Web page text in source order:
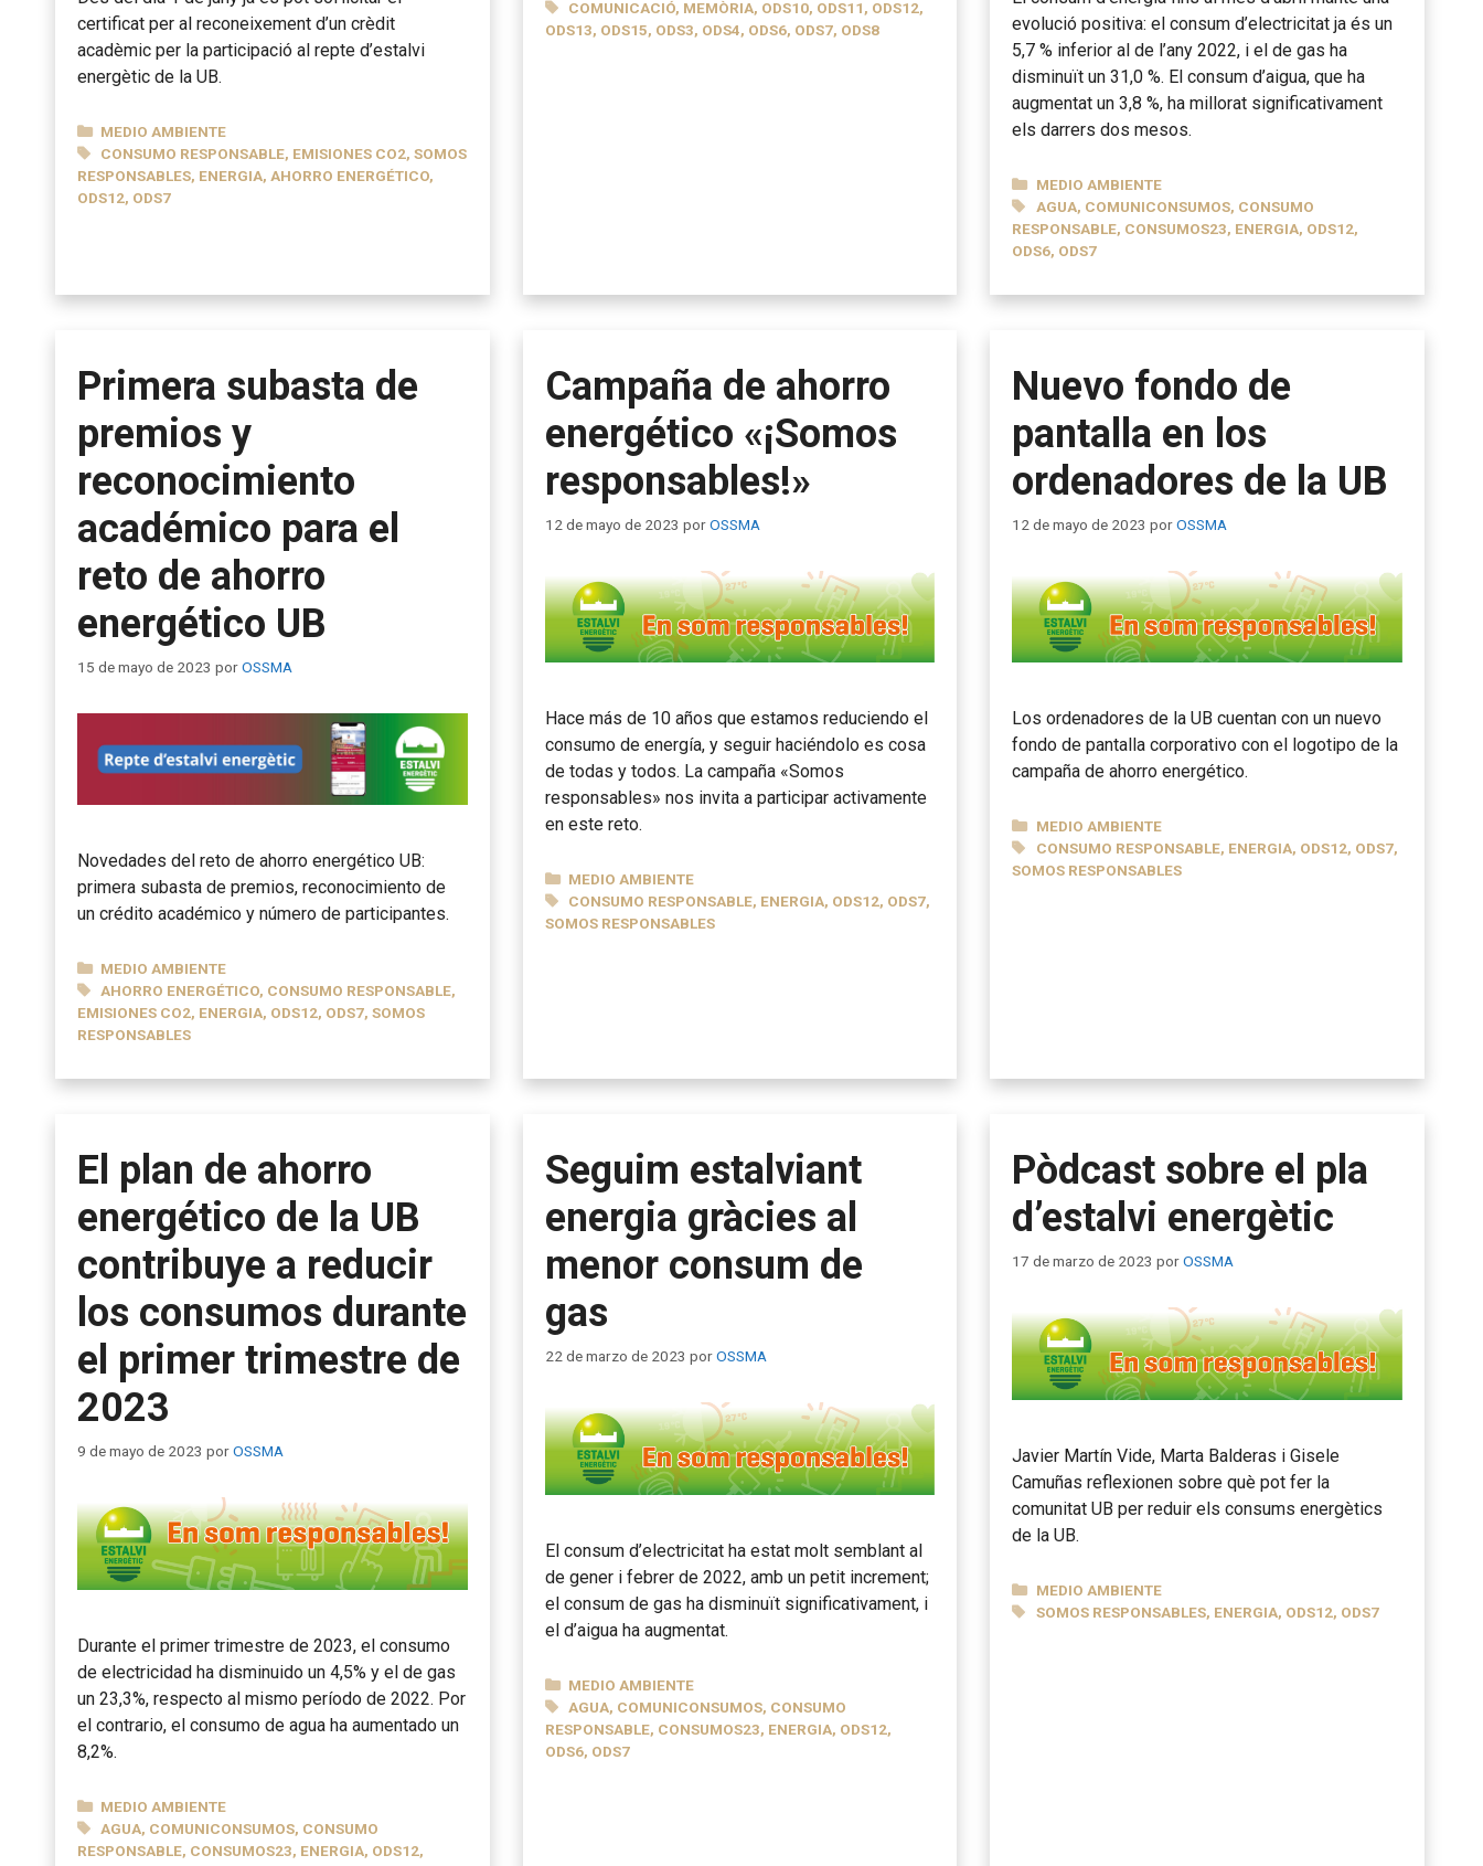
certificat per al reconeixement d’un crèdit
acadèmic per la participació al repte d’estalvi
energètic de la UB.
CATEGORÍAS
MEDIO AMBIENTE
ETIQUETAS
CONSUMO RESPONSABLE, EMISIONES CO2,SOMOS
RESPONSABLES, ENERGIA, AHORRO ENERGÉTICO,
ODS12, ODS7
ETIQUETAS
COMUNICACIÓ, MEMÒRIA, ODS10, ODS11, ODS12,
ODS13, ODS15, ODS3, ODS4, ODS6, ODS7, ODS8
evolució positiva: el consum d’electricitat ja és un
5,7 % inferior al de l’any 2022, i el de gas ha
disminuït un 31,0 %. El consum d’aigua, que ha
augmentat un 3,8 %, ha millorat significativament
els darrers dos mesos.
CATEGORÍAS
MEDIO AMBIENTE
ETIQUETAS
AGUA, COMUNICONSUMOS, CONSUMO
RESPONSABLE, CONSUMOS23, ENERGIA, ODS12,
ODS6, ODS7
Primera subasta de
premios y
reconocimiento
académico para el
reto de ahorro
energético UB
15 de mayo de 2023 porOSSMA
Novedades del reto de ahorro energético UB:
primera subasta de premios, reconocimiento de
un crédito académico y número de participantes.
CATEGORÍAS
MEDIO AMBIENTE
ETIQUETAS
AHORRO ENERGÉTICO, CONSUMO RESPONSABLE,
EMISIONES CO2, ENERGIA, ODS12, ODS7, SOMOS
RESPONSABLES
Campaña de ahorro
energético «¡Somos
responsables!»
12 de mayo de 2023 porOSSMA
Hace más de 10 años que estamos reduciendo el
consumo de energía, y seguir haciéndolo es cosa
de todas y todos. La campaña «Somos
responsables» nos invita a participar activamente
en este reto.
CATEGORÍAS
MEDIO AMBIENTE
ETIQUETAS
CONSUMO RESPONSABLE, ENERGIA, ODS12, ODS7,
SOMOS RESPONSABLES
Nuevo fondo de
pantalla en los
ordenadores de la UB
12 de mayo de 2023 porOSSMA
Los ordenadores de la UB cuentan con un nuevo
fondo de pantalla corporativo con el logotipo de la
campaña de ahorro energético.
CATEGORÍAS
MEDIO AMBIENTE
ETIQUETAS
CONSUMO RESPONSABLE, ENERGIA, ODS12, ODS7,
SOMOS RESPONSABLES
El plan de ahorro
energético de la UB
contribuye a reducir
los consumos durante
el primer trimestre de
2023
9 de mayo de 2023 porOSSMA
Durante el primer trimestre de 2023, el consumo
de electricidad ha disminuido un 4,5% y el de gas
un 23,3%, respecto al mismo período de 2022. Por
el contrario, el consumo de agua ha aumentado un
8,2%.
CATEGORÍAS
MEDIO AMBIENTE
ETIQUETAS
AGUA, COMUNICONSUMOS, CONSUMO
RESPONSABLE, CONSUMOS23, ENERGIA, ODS12,
Seguim estalviant
energia gràcies al
menor consum de
gas
22 de marzo de 2023 porOSSMA
El consum d’electricitat ha estat molt semblant al
de gener i febrer de 2022, amb un petit increment;
el consum de gas ha disminuït significativament, i
el d’aigua ha augmentat.
CATEGORÍAS
MEDIO AMBIENTE
ETIQUETAS
AGUA, COMUNICONSUMOS, CONSUMO
RESPONSABLE, CONSUMOS23, ENERGIA, ODS12,
ODS6, ODS7
Pòdcast sobre el pla
d’estalvi energètic
17 de marzo de 2023 porOSSMA
Javier Martín Vide, Marta Balderas i Gisele
Camuñas reflexionen sobre què pot fer la
comunitat UB per reduir els consums energètics
de la UB.
CATEGORÍAS
MEDIO AMBIENTE
ETIQUETAS
SOMOS RESPONSABLES, ENERGIA, ODS12, ODS7